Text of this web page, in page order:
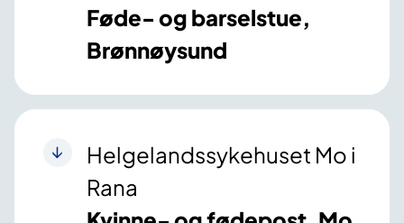
Føde- og barselstue,
Brønnøysund
Helgelandssykehuset Mo i
Rana